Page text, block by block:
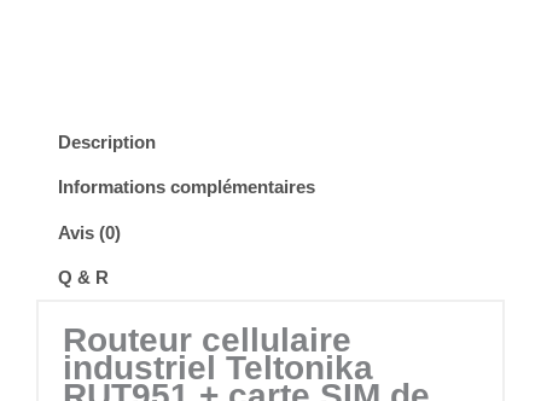
Description
Informations complémentaires
Avis (0)
Q & R
Routeur cellulaire
industriel Teltonika